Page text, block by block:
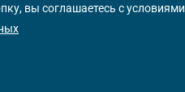
вы соглашаетесь с условиями